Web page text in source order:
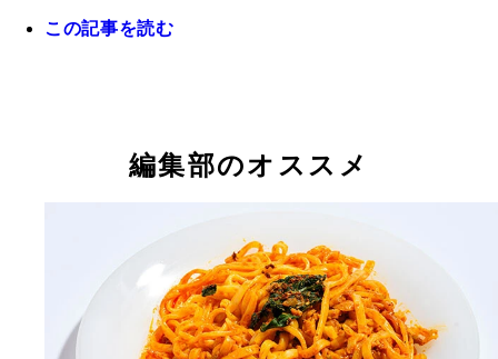
りそろえる
日清食品グループの会社だ
この記事を読む
編集部のオススメ